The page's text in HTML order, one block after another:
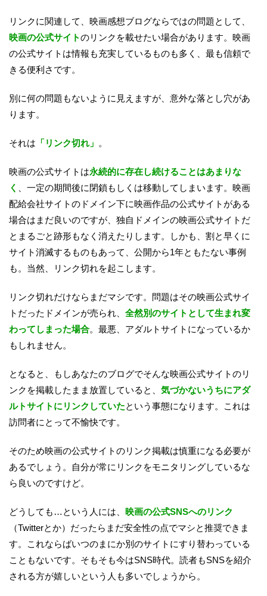
リンクに関連して、映画感想ブログならではの問題として、
映画の公式サイトのリンクを載せたい場合があります。映画
の公式サイトは情報も充実しているものも多く、最も信頼で
きる便利さです。
別に何の問題もないように見えますが、意外な落とし穴があ
ります。
それは 「リンク切れ」 。
映画の公式サイトは永続的に存在し続けることはあまりな
く
、一定の期間後に閉鎖もしくは移動してしまいます。映画
配給会社サイトのドメイン下に映画作品の公式サイトがある
場合はまだ良いのですが、独自ドメインの映画公式サイトだ
とまるごと跡形もなく消えたりします。しかも、割と早くに
サイト消滅するものもあって、公開から1年ともたない事例
も。当然、リンク切れを起こします。
リンク切れだけならまだマシです。問題はその映画公式サイ
トだったドメインが売られ、 全然別のサイトとして生まれ変
わってしまった場合。最悪、アダルトサイトになっているか
もしれません。
となると、もしあなたのブログでそんな映画公式サイトのリ
ンクを掲載したまま放置していると、 気づかないうちにアダ
ルトサイトにリンクしていたという事態になります。これは
訪問者にとって不愉快です。
そのため映画の公式サイトのリンク掲載は慎重になる必要が
あるでしょう。自分が常にリンクをモニタリングしているな
ら良いのですけど。
どうしても…という人には、 映画の公式SNSへのリンク
（Twitterとか）だったらまだ安全性の点でマシと推奨できま
す。これならばいつのまにか別のサイトにすり替わっている
こともないです。そもそも今はSNS時代。読者もSNSを紹介
される方が嬉しいという人も多いでしょうから。